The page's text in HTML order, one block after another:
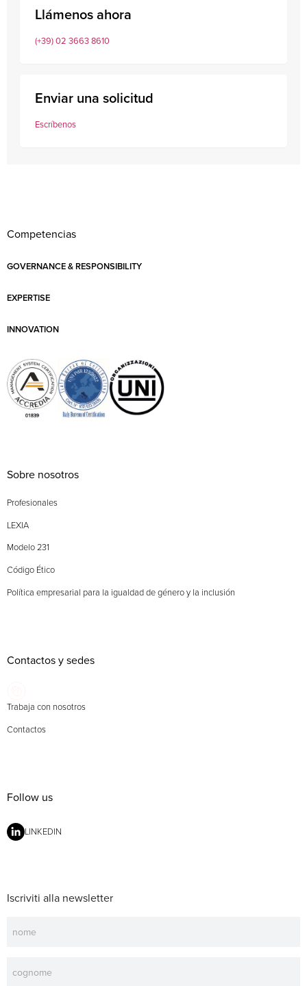
Llámenos ahora
(+39) 02 3663 8610
Enviar una solicitud
Escríbenos
Competencias
GOVERNANCE & RESPONSIBILITY
EXPERTISE
INNOVATION
Sobre nosotros
Profesionales
LEXIA
Modelo 231
Código Ético
Política empresarial para la igualdad de género y la inclusión
Contactos y sedes
Trabaja con nosotros
Contactos
Follow us
LINKEDIN
Iscriviti alla newsletter